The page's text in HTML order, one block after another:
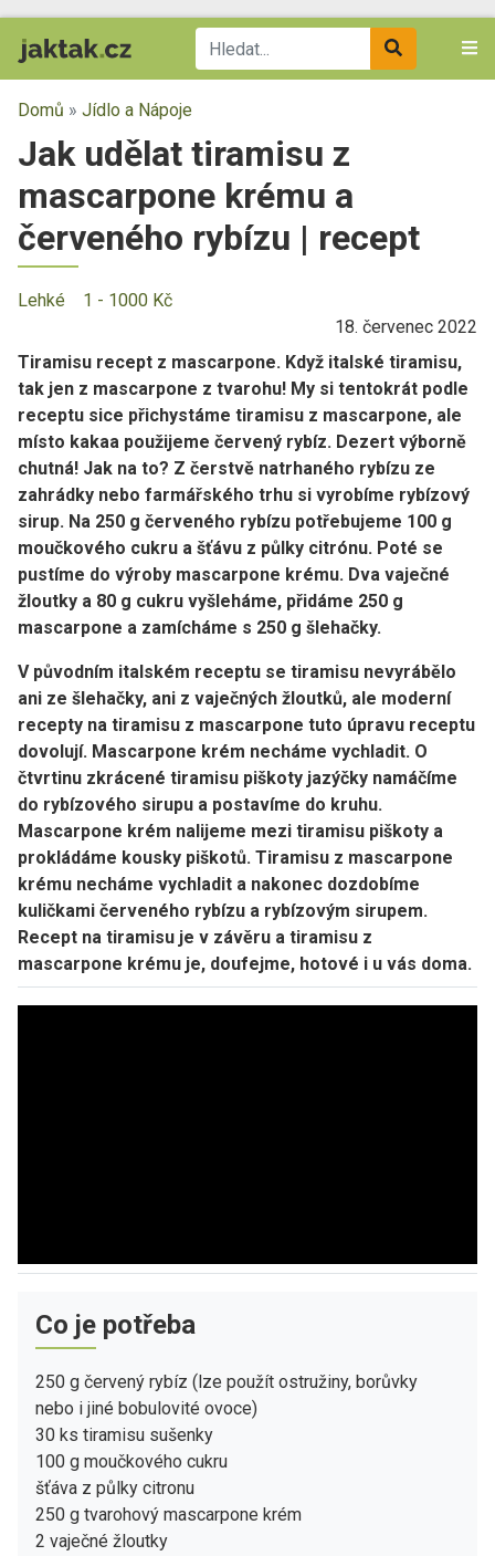
Domů » Jídlo a Nápoje
Jak udělat tiramisu z
mascarpone krému a
červeného rybízu | recept
Lehké
1 - 1000 Kč
18. červenec 2022
Tiramisu recept z mascarpone. Když italské tiramisu,
tak jen z mascarpone z tvarohu! My si tentokrát podle
receptu sice přichystáme tiramisu z mascarpone, ale
místo kakaa použijeme červený rybíz. Dezert výborně
chutná! Jak na to? Z čerstvě natrhaného rybízu ze
zahrádky nebo farmářského trhu si vyrobíme rybízový
sirup. Na 250 g červeného rybízu potřebujeme 100 g
moučkového cukru a šťávu z půlky citrónu. Poté se
pustíme do výroby mascarpone krému. Dva vaječné
žloutky a 80 g cukru vyšleháme, přidáme 250 g
mascarpone a zamícháme s 250 g šlehačky.
V původním italském receptu se tiramisu nevyrábělo
ani ze šlehačky, ani z vaječných žloutků, ale moderní
recepty na tiramisu z mascarpone tuto úpravu receptu
dovolují. Mascarpone krém necháme vychladit. O
čtvrtinu zkrácené tiramisu piškoty jazýčky namáčíme
do rybízového sirupu a postavíme do kruhu.
Mascarpone krém nalijeme mezi tiramisu piškoty a
prokládáme kousky piškotů. Tiramisu z mascarpone
krému necháme vychladit a nakonec dozdobíme
kuličkami červeného rybízu a rybízovým sirupem.
Recept na tiramisu je v závěru a tiramisu z
mascarpone krému je, doufejme, hotové i u vás doma.
Co je potřeba
250 g červený rybíz (lze použít ostružiny, borůvky
nebo i jiné bobulovité ovoce)
30 ks tiramisu sušenky
100 g moučkového cukru
šťáva z půlky citronu
250 g tvarohový mascarpone krém
2 vaječné žloutky